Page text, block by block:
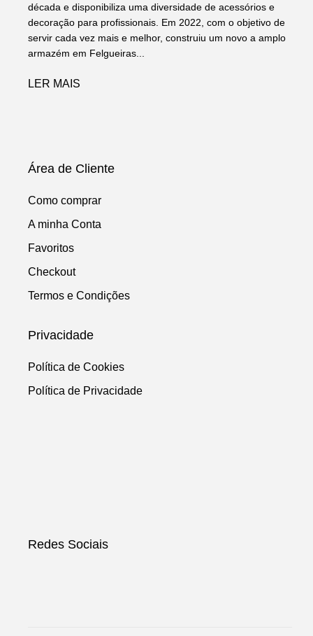
década e disponibiliza uma diversidade de acessórios e
decoração para profissionais. Em 2022, com o objetivo de
servir cada vez mais e melhor, construiu um novo a amplo
armazém em Felgueiras...
LER MAIS
Área de Cliente
Como comprar
A minha Conta
Favoritos
Checkout
Termos e Condições
Privacidade
Política de Cookies
Política de Privacidade
Redes Sociais